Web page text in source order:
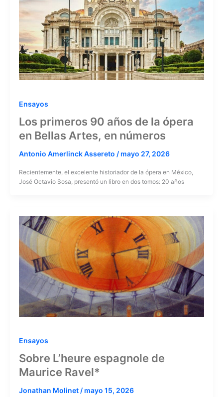
Ensayos
Los primeros 90 años de la ópera
en Bellas Artes, en números
Antonio Amerlinck Assereto / mayo 27, 2026
Recientemente, el excelente historiador de la ópera en México,
José Octavio Sosa, presentó un libro en dos tomos: 20 años
Ensayos
Sobre L’heure espagnole de
Maurice Ravel*
Jonathan Molinet / mayo 15, 2026